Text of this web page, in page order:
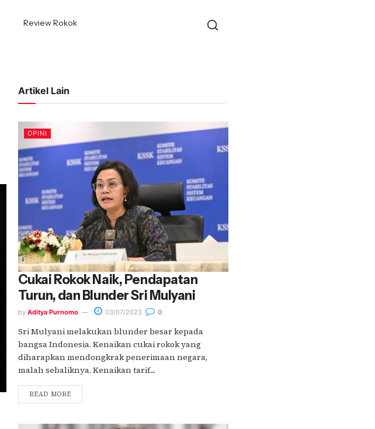
Review Rokok
Artikel Lain
OPINI
Cukai Rokok Naik, Pendapatan
Turun, dan Blunder Sri Mulyani
by Aditya Purnomo 03/07/2023 0
Sri Mulyani melakukan blunder besar kepada
bangsa Indonesia. Kenaikan cukai rokok yang
diharapkan mendongkrak penerimaan negara,
malah sebaliknya. Kenaikan tarif....
READ MORE